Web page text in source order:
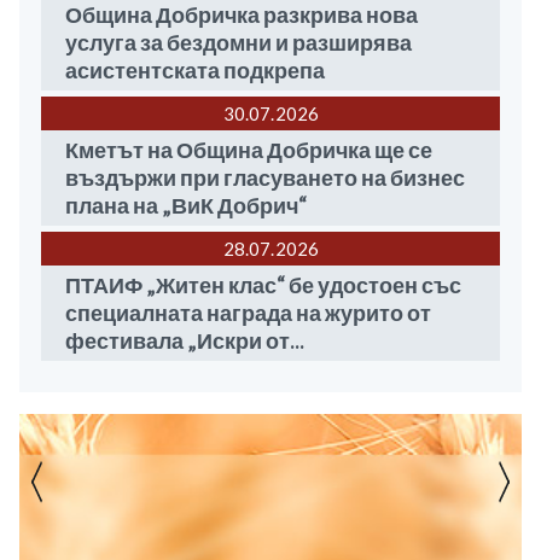
Община Добричка разкрива нова
услуга за бездомни и разширява
асистентската подкрепа
30.07 2026
Кметът на Община Добричка ще се
въздържи при гласуването на бизнес
плана на „ВиК Добрич“
28.07 2026
ПТАИФ „Житен клас“ бе удостоен със
специалната награда на журито от
фестивала „Искри от...